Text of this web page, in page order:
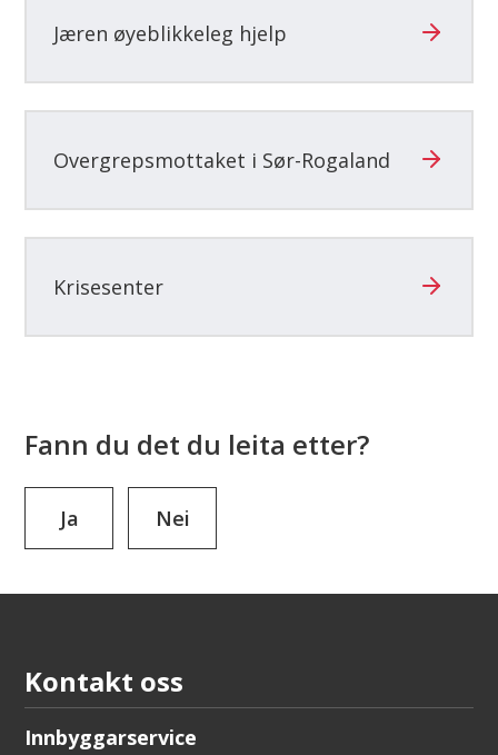
Jæren øyeblikkeleg hjelp
Overgrepsmottaket i Sør-Rogaland
Krisesenter
Fann du det du leita etter?
Ja Nei
Kontakt oss
Innbyggarservice